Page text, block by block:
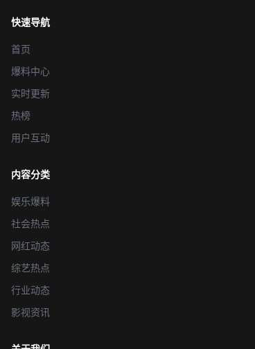
快速导航
首页
爆料中心
实时更新
热榜
用户互动
内容分类
娱乐爆料
社会热点
网红动态
综艺热点
行业动态
影视资讯